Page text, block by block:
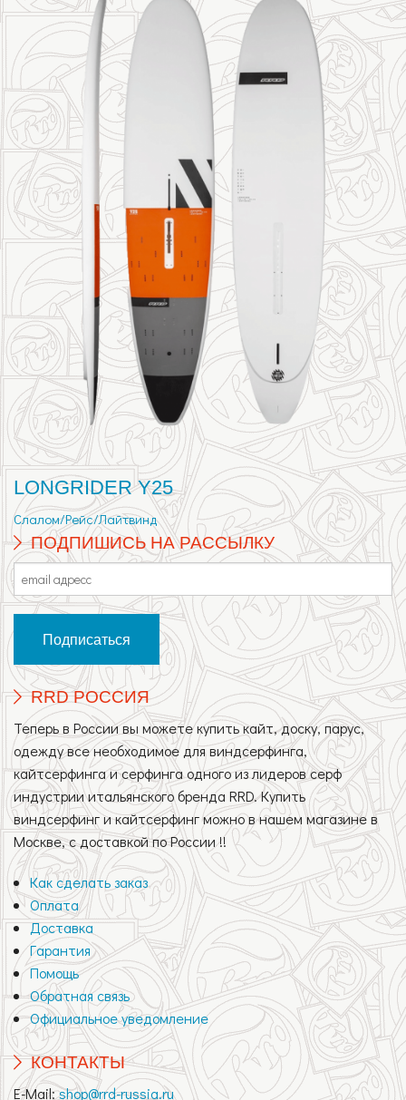
LONGRIDER Y25
Слалом/Рейс/Лайтвинд
ПОДПИШИСЬ НА РАССЫЛКУ
RRD РОССИЯ
Теперь в России вы можете купить кайт, доску, парус,
одежду все необходимое для виндсерфинга,
кайтсерфинга и серфинга одного из лидеров серф
индустрии итальянского бренда RRD. Купить
виндсерфинг и кайтсерфинг можно в нашем магазине в
Москве, с доставкой по России !!
Как сделать заказ
Оплата
Доставка
Гарантия
Помощь
Обратная связь
Официальное уведомление
КОНТАКТЫ
E-Mail:shop@rrd-russia.ru